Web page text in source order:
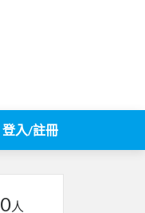
登入/註冊
0人